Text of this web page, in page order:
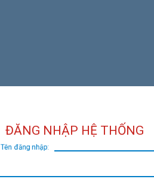
ĐĂNG NHẬP HỆ THỐNG
Tên đăng nhập: